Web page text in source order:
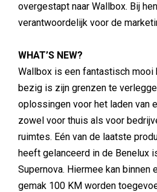
overgestapt naar Wallbox. Bij
verantwoordelijk voor de
WHAT’S NEW?
Wallbox is een fantastisch mooi
bezig is zijn grenzen te
oplossingen voor het laden van
zowel voor thuis als voor
ruimtes. Eén van de laatste
heeft gelanceerd in de Benelux
Supernova. Hiermee kan binnen
gemak 100 KM worden